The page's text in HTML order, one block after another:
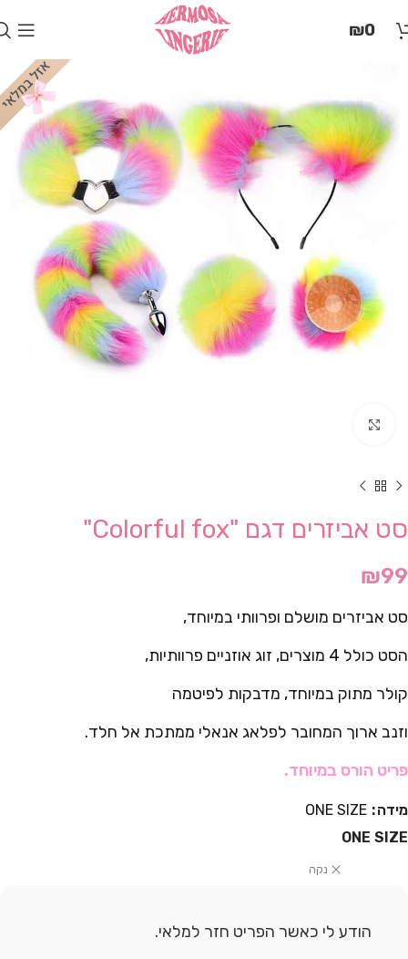
זֶה
הישראלי
לְהַנְגָּשָׁת
אָתָרִים".
הַמְּסַיַּעַת
לִנְגִישׁוּת
הֵנְּגִישׁוּת
ALT+0
₪0
סט אביזרים דגם "Colorful fox"
₪99
סט אביזרים מושלם ופרוותי במיוחד,
הסט כולל 4 מוצרים, זוג אוזניים פרוותיות,
קולר מתוק במיוחד, מדבקות לפיטמה
וזנב ארוך המחובר לפלאג אנאלי ממתכת אל חלד.
פריט הורס במיוחד.
מידה
ONE SIZE
ONE SIZE
נקה
הודע לי כאשר הפריט חזר למלאי.